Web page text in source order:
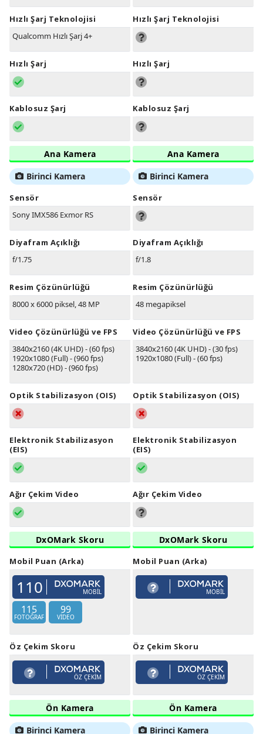
Hızlı Şarj Teknolojisi
Qualcomm Hızlı Şarj 4+
Hızlı Şarj
Kablosuz Şarj
Ana Kamera
Birinci Kamera
Sensör
Sony IMX586 Exmor RS
Diyafram Açıklığı
f/1.75
Resim Çözünürlüğü
8000 x 6000 piksel, 48 MP
Video Çözünürlüğü ve FPS
3840x2160 (4K UHD) - (60 fps)
1920x1080 (Full) - (960 fps)
1280x720 (HD) - (960 fps)
Optik Stabilizasyon (OIS)
Elektronik Stabilizasyon
(EIS)
Ağır Çekim Video
DxOMark Skoru
Mobil Puan (Arka)
110 MOBIL
115
FOTOĞRAF
99
VIDEO
Öz Çekim Skoru
ÖZ ÇEKIM
Ön Kamera
Birinci Kamera
Hızlı Şarj Teknolojisi
Hızlı Şarj
Kablosuz Şarj
Ana Kamera
Birinci Kamera
Sensör
Diyafram Açıklığı
f/1.8
Resim Çözünürlüğü
48 megapiksel
Video Çözünürlüğü ve FPS
3840x2160 (4K UHD) - (30 fps)
1920x1080 (Full) - (60 fps)
Optik Stabilizasyon (OIS)
Elektronik Stabilizasyon
(EIS)
Ağır Çekim Video
DxOMark Skoru
Mobil Puan (Arka)
MOBIL
Öz Çekim Skoru
ÖZ ÇEKIM
Ön Kamera
Birinci Kamera